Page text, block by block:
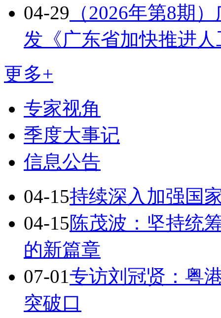
04-29 （2026年第8期
发《广东省加快推进
更多+
专家视角
季度大事记
信息公告
04-15持续深入加强国
04-15陈茂波：坚持统
的新篇章
07-01专访刘冠贤：粤
突破口